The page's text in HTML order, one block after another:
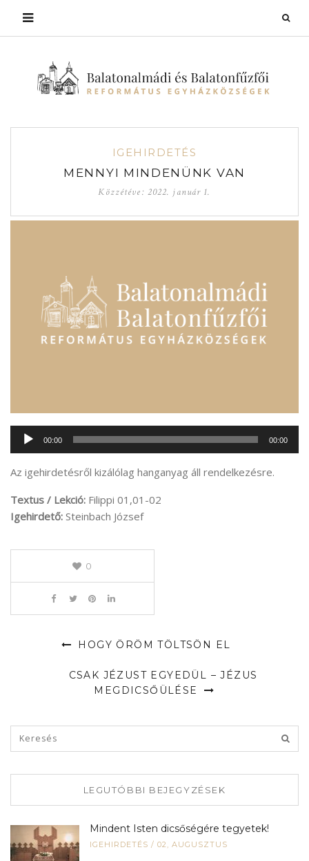
IGEHIRDETÉS
MENNYI MINDENÜNK VAN
Közzétéve: 2022. január 1.
Audió
00:00 00:00
Az igehirdetésről kizálólag hanganyag áll rendelkezésre.
Textus / Lekció: Filippi 01,01-02
Igehirdető: Steinbach József
0
HOGY ÖRÖM TÖLTSÖN EL
CSAK JÉZUST EGYEDÜL – JÉZUS
MEGDICSŐÜLÉSE
LEGUTÓBBI BEJEGYZÉSEK
Mindent Isten dicsőségére tegyetek!
IGEHIRDETÉS / 02, AUGUSZTUS